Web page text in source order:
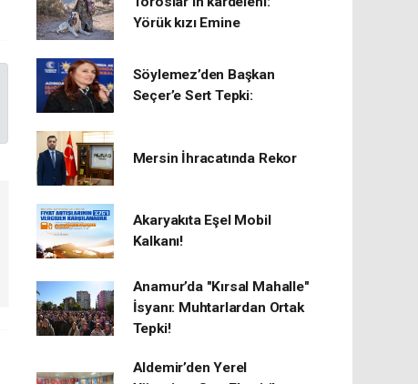
Yörük kızı Emine
Söylemez’den Başkan
Seçer’e Sert Tepki:
Mersin İhracatında Rekor
​Akaryakıta Eşel Mobil
Kalkanı!
Anamur’da "Kırsal Mahalle"
İsyanı: Muhtarlardan Ortak
Tepki!
Aldemir’den Yerel